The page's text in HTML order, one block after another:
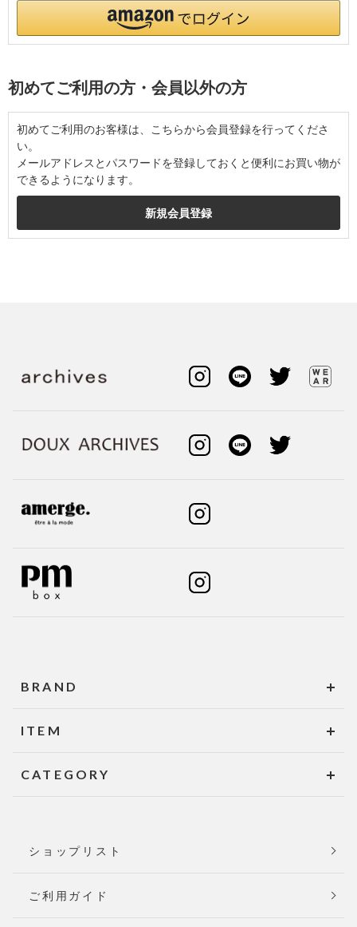
初めてご利用の方・会員以外の方
初めてご利用のお客様は、こちらから会員登録を行ってくださ
い。
メールアドレスとパスワードを登録しておくと便利にお買い物が
できるようになります。
BRAND
ITEM
CATEGORY
ショップリスト
ご利用ガイド